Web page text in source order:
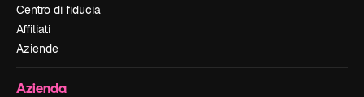
Centro di fiducia
Affiliati
Aziende
Azienda